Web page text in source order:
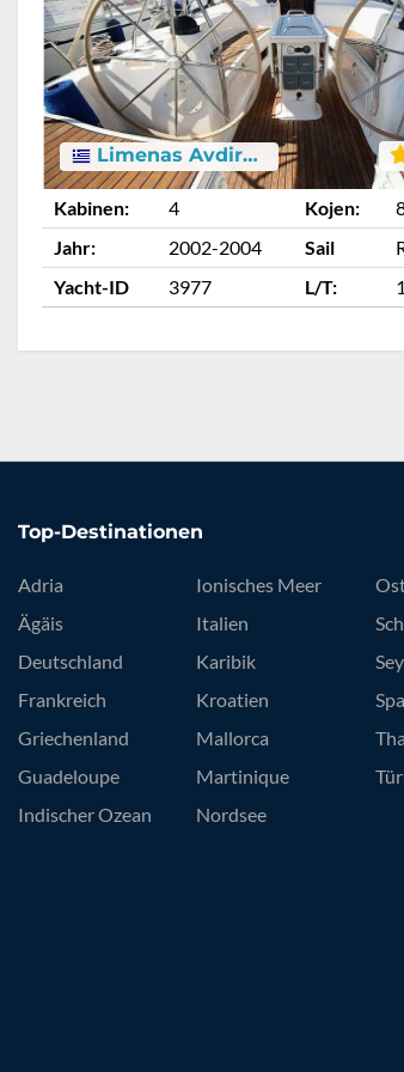
Limenas Avdiron
Kabinen: 4 Kojen:
Jahr:
2002-2004 Sail
Yacht-ID
3977 L/T:
Top-Destinationen
Adria
Ägäis
Deutschland
Frankreich
Griechenland
Guadeloupe
Indischer Ozean
Ionisches Meer
Italien
Karibik
Kroatien
Mallorca
Martinique
Nordsee